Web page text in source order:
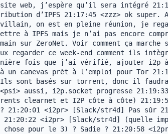
web, j’espère qu’il sera intégré
d’IPFS 21:17:45 <zzz> ok super.
villain, on est en pleine réunion, je
à IPFS mais je n’ai pas encore
sur ZeroNet. Voir comment ça
ce week-end comment ils
fois que j’ai vérifié, ajouter i2p
canevas prêt à l’emploi pour Tor
sont basés sur torrent, donc il
aussi, i2p.socket progresse
clearnet et I2P côte à côte)
<i2pr> [Slack/str4d] Pas sûr
21:20:22 <i2pr> [Slack/str4d] (quelle
pour le 3) ? Sadie ? 21:20:58